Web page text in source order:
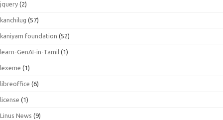
jquery (2)
kanchilug (57)
kaniyam foundation (52)
learn-GenAI-in-Tamil (1)
lexeme (1)
libreoffice (6)
license (1)
Linus News (9)